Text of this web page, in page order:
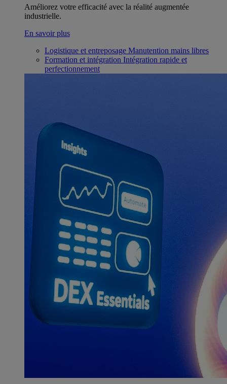
Améliorez votre efficacité avec la réalité augmentée
industrielle.
En savoir plus
Logistique et entreposage Manutention mains libres
Formation et intégration Intégration rapide et
perfectionnement